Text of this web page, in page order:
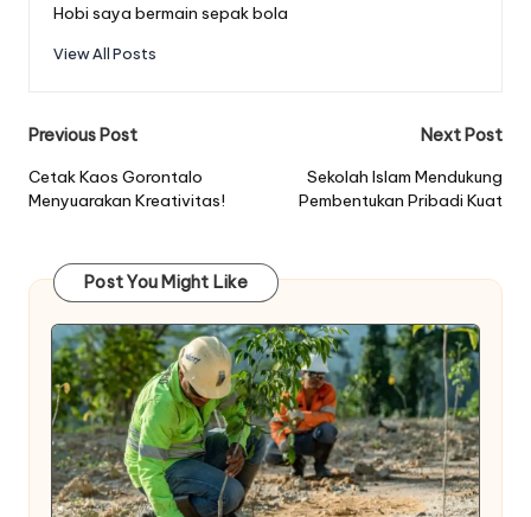
Hobi saya bermain sepak bola
View All Posts
Post
navigation
Previous Post
Cetak Kaos Gorontalo
Menyuarakan Kreativitas!
Next Post
Sekolah Islam Mendukung
Pembentukan Pribadi Kuat
Post You Might Like